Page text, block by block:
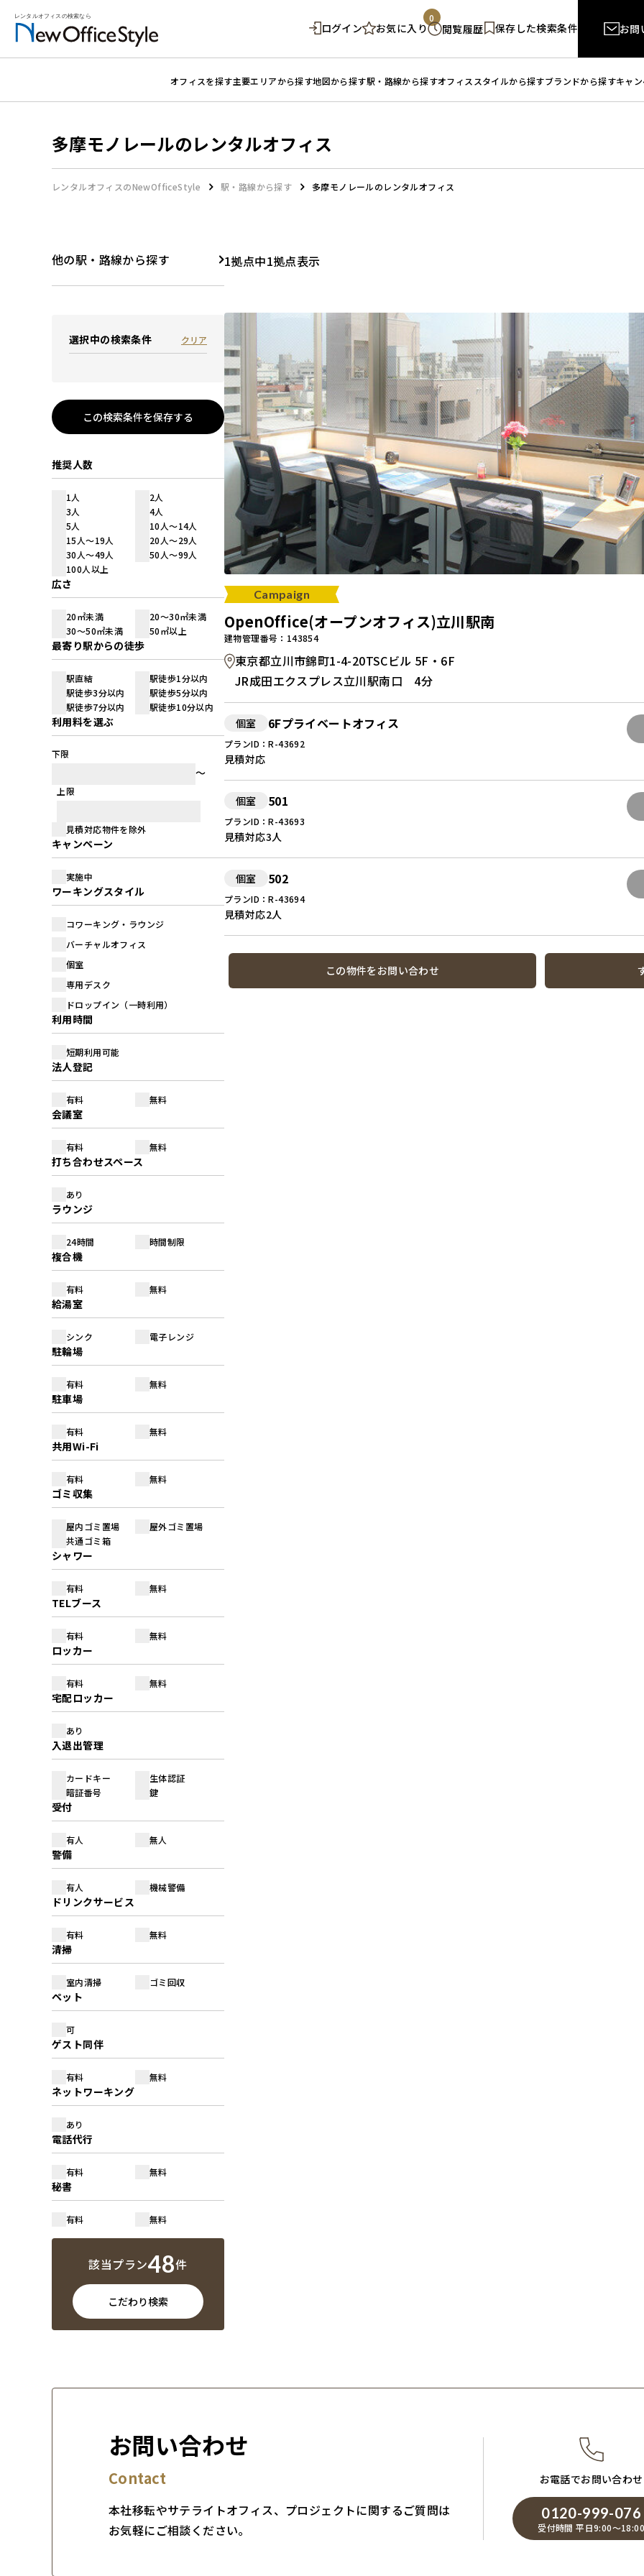
ログイン お気に入り
0
閲覧履歴 保存した検索条件 お問
オフィスを探す主要エリアから探す地図から探す駅・路線から探すオフィススタイルから探すブランドから探すキャ
多摩モノレールのレンタルオフィス
レンタルオフィスのNewOfficeStyle 駅・路線から探す 多摩モノレールのレンタルオフィス
他の駅・路線から探す
選択中の検索条件 クリア
この検索条件を保存する
推奨人数
1人
2人
3人
4人
5人
10人～14人
15人～19人
20人～29人
30人～49人
50人～99人
100人以上
広さ
20㎡未満
20～30㎡未満
30～50㎡未満
50㎡以上
最寄り駅からの徒歩
駅直結
駅徒歩1分以内
駅徒歩3分以内
駅徒歩5分以内
駅徒歩7分以内
駅徒歩10分以内
利用料を選ぶ
下限
上限
見積対応物件を除外
キャンペーン
実施中
ワーキングスタイル
コワーキング・ラウンジ
バーチャルオフィス
個室
専用デスク
ドロップイン（一時利用）
利用時間
短期利用可能
法人登記
有料 無料
会議室
有料 無料
打ち合わせスペース
あり
ラウンジ
24時間 時間制限
複合機
有料 無料
給湯室
シンク 電子レンジ
駐輪場
有料 無料
駐車場
有料 無料
共用Wi-Fi
有料 無料
ゴミ収集
屋内ゴミ置場
屋外ゴミ置場
共通ゴミ箱
シャワー
有料 無料
TELブース
有料 無料
ロッカー
有料 無料
宅配ロッカー
あり
入退出管理
カードキー
生体認証
暗証番号
鍵
受付
有人 無人
警備
有人 機械警備
ドリンクサービス
有料 無料
清掃
室内清掃 ゴミ回収
ペット
可
ゲスト同伴
有料 無料
ネットワーキング
あり
電話代行
有料 無料
秘書
有料 無料
該当プラン48件
こだわり検索
1拠点中1拠点表示
Campaign
OpenOffice(オープンオフィス)立川駅南
建物管理番号：143854
東京都立川市錦町1-4-20TSCビル 5F・6F
JR成田エクスプレス立川駅南口 4分
個室 6Fプライベートオフィス
プランID：R-43692
見積対応
個室 501
プランID：R-43693
見積対応3人
個室 502
プランID：R-43694
見積対応2人
この物件をお問い合わせ
お問い合わせ
Contact
本社移転やサテライトオフィス、プロジェクトに関するご質問は
お気軽にご相談ください。
お電話でお問い合わせ
0120-999-076
受付時間 平日9:00～18:00